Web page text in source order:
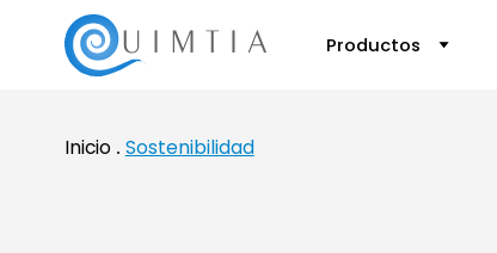
Productos
Inicio Sostenibilidad